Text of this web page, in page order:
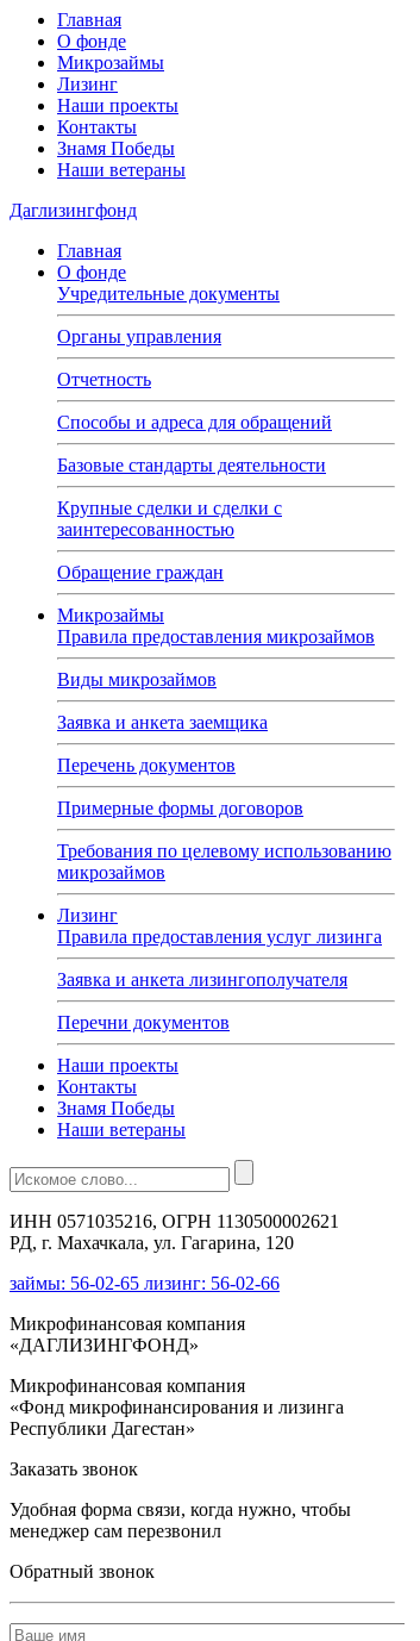
Главная
О фонде
Микрозаймы
Лизинг
Наши проекты
Контакты
Знамя Победы
Наши ветераны
Даглизингфонд
Главная
О фонде
Учредительные документы
Органы управления
Отчетность
Способы и адреса для обращений
Базовые стандарты деятельности
Крупные сделки и сделки с
заинтересованностью
Обращение граждан
Микрозаймы
Правила предоставления микрозаймов
Виды микрозаймов
Заявка и анкета заемщика
Перечень документов
Примерные формы договоров
Требования по целевому использованию
микрозаймов
Лизинг
Правила предоставления услуг лизинга
Заявка и анкета лизингополучателя
Перечни документов
Наши проекты
Контакты
Знамя Победы
Наши ветераны
ИНН 0571035216, ОГРН 1130500002621
РД, г. Махачкала, ул. Гагарина, 120
займы: 56-02-65 лизинг: 56-02-66
Микрофинансовая компания
«ДАГЛИЗИНГФОНД»
Микрофинансовая компания
«Фонд микрофинансирования и лизинга
Республики Дагестан»
Заказать звонок
Удобная форма связи, когда нужно, чтобы
менеджер сам перезвонил
Обратный звонок